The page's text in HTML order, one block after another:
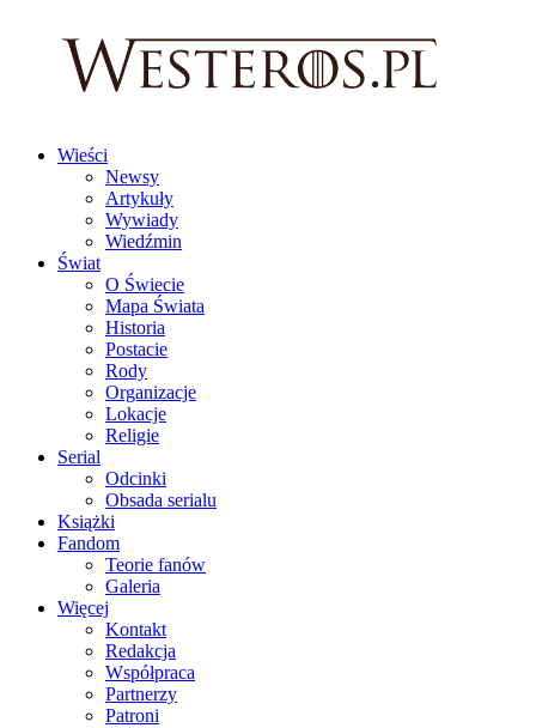
Wieści
Newsy
Artykuły
Wywiady
Wiedźmin
Świat
O Świecie
Mapa Świata
Historia
Postacie
Rody
Organizacje
Lokacje
Religie
Serial
Odcinki
Obsada serialu
Książki
Fandom
Teorie fanów
Galeria
Więcej
Kontakt
Redakcja
Współpraca
Partnerzy
Patroni